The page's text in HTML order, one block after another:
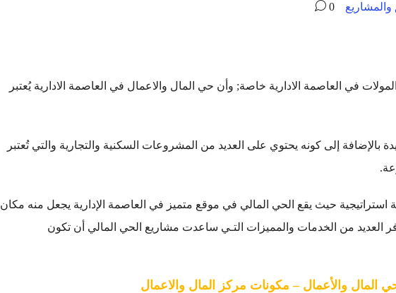
والمشاريع 0
في العاصمة الادارية خاصة; وأن حي المال والاعمال في العاصمة الادارية يُعتبر
بالإضافة إلى كونه يحتوي على العديد من المشروعات السكنية والتجارية والتي تُعتبر
استراتيجية حيث يقع الحي المالي في موقع متميز في العاصمة الإدارية يجعل منه مكان
العديد من الخدمات والمميزات التـي ساعدت مشاريع الحي المالي أن تكون
المال والأعمال – مكونات مركز المال والاعمال